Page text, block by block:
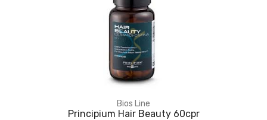
Bios Line
Principium Hair Beauty 60cpr